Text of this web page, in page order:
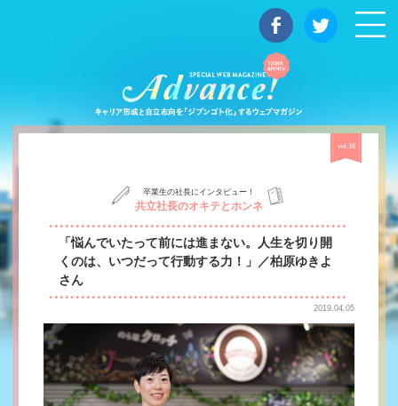
ジン
vol.16
卒業生の社長にインタビュー！
共立社長のオキテとホンネ
「悩んでいたって前には進まない。人生を切り開
くのは、いつだって行動する力！」／柏原ゆきよ
さん
2019.04.05